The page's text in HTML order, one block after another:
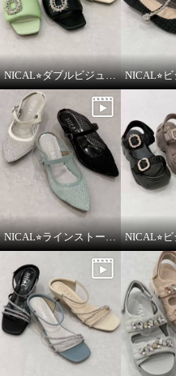
ニカル ラインストーン シアーミ
ュール
ホワイト ２４．５ｃｍ
NICAL⭐︎ダブルビジューパデッドミュールサンダルをご紹介いたします。
NICAL⭐︎ラインストーンシアーミュールをご紹介いたします。